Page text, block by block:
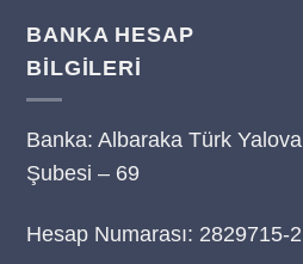
BANKA HESAP
BİLGİLERİ
Banka: Albaraka Türk Yalova
Şubesi – 69
Hesap Numarası: 2829715-2